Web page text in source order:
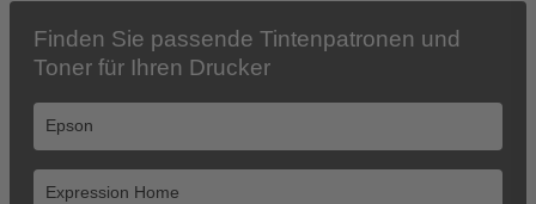
Finden Sie passende Tintenpatronen und
Toner für Ihren Drucker